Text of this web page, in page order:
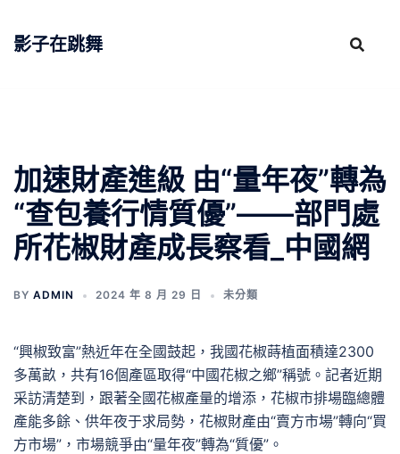
影子在跳舞
加速財產進級 由“量年夜”轉為
“查包養行情質優”——部門處
所花椒財產成長察看_中國網
BY ADMIN 2024 年 8 月 29 日 未分類
“興椒致富”熱近年在全國鼓起，我國花椒蒔植面積達2300
多萬畝，共有16個產區取得“中國花椒之鄉”稱號。記者近期
采訪清楚到，跟著全國花椒產量的增添，花椒市排場臨總體
產能多餘、供年夜于求局勢，花椒財產由“賣方市場”轉向“買
方市場”，市場競爭由“量年夜”轉為“質優”。